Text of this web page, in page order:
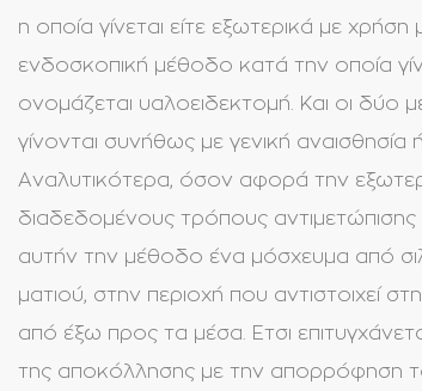
η οποία γίνεται είτε εξωτερικά με
ενδοσκοπική μέθοδο κατά την οποία
ονομάζεται υαλοειδεκτομή. Και οι δύο
γίνονται συνήθως με γενική αναισθησία
Aναλυτικότερα, όσον αφορά την
διαδεδομένους τρόπους
αυτήν την μέθοδο ένα μόσχευμα από
ματιού, στην περιοχή που αντιστοιχεί
από έξω προς τα μέσα. Ετσι
της αποκόλλησης με την απορρόφηση